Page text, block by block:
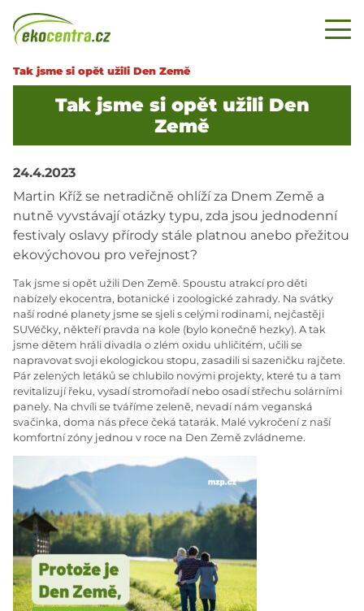
Tak jsme si opět užili Den Země
Tak jsme si opět užili Den
Země
24.4.2023
Martin Kříž se netradičně ohlíží za Dnem Země a
nutně vyvstávají otázky typu, zda jsou jednodenní
festivaly oslavy přírody stále platnou anebo přežitou
ekovýchovou pro veřejnost?
Tak jsme si opět užili Den Země. Spoustu atrakcí pro děti
nabízely ekocentra, botanické i zoologické zahrady. Na svátky
naší rodné planety jsme se sjeli s celými rodinami, nejčastěji
SUVéčky, někteří pravda na kole (bylo konečně hezky). A tak
jsme dětem hráli divadla o zlém oxidu uhličitém, učili se
napravovat svoji ekologickou stopu, zasadili si sazeničku rajčete.
Pár zelených letáků se chlubilo novými projekty, které tu a tam
revitalizují řeku, vysadí stromořadí nebo osadí střechu solárními
panely. Na chvíli se tváříme zeleně, nevadí nám veganská
svačinka, doma nás přece čeká tatarák. Malé vykročení z naší
komfortní zóny jednou v roce na Den Země zvládneme.